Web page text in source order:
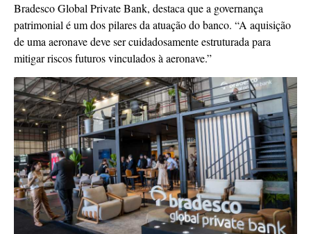
Bradesco Global Private Bank, destaca que a governança
patrimonial é um dos pilares da atuação do banco. “A aquisição
de uma aeronave deve ser cuidadosamente estruturada para
mitigar riscos futuros vinculados à aeronave.”